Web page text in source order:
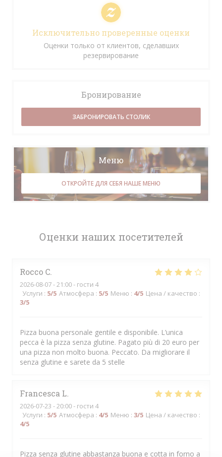
Оценки наших посетителей
Rocco C
2026-08-07- 21:00 - гости 4
Услуги : 5/5 Атмосфера : 5/5 Меню : 4/5 Цена / качество :
3/5
Pizza buona personale gentile e disponibile. L’unica
pecca è la pizza senza glutine. Pagato più di 20 euro per
una pizza non molto buona. Peccato. Da migliorare il
senza glutine e sarete da 5 stelle
Francesca L
2026-07-23 - 20:00 - гости 4
Услуги : 5/5 Атмосфера : 4/5 Меню : 3/5 Цена / качество :
4/5
Pizza senza glutine abbastanza buona e cotta in forno a
Исключительно проверенные оценки
Оценки только от клиентов, сделавших
резервирование
Бронирование
ЗАБРОНИРОВАТЬ СТОЛИК
Меню
ОТКРОЙТЕ ДЛЯ СЕБЯ НАШЕ МЕНЮ